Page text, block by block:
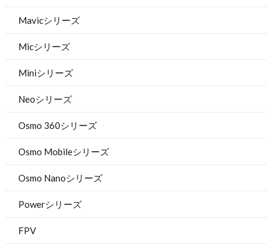
Mavicシリーズ
Micシリーズ
Miniシリーズ
Neoシリーズ
Osmo 360シリーズ
Osmo Mobileシリーズ
Osmo Nanoシリーズ
Powerシリーズ
FPV